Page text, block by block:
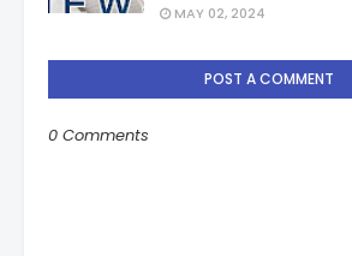
MAY 02, 2024
POST A COMMENT
0 Comments